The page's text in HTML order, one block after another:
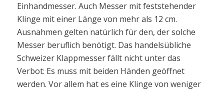
Einhandmesser. Auch Messer mit feststehender
Klinge mit einer Länge von mehr als 12 cm.
Ausnahmen gelten natürlich für den, der solche
Messer beruflich benötigt. Das handelsübliche
Schweizer Klappmesser fällt nicht unter das
Verbot: Es muss mit beiden Händen geöffnet
werden. Vor allem hat es eine Klinge von weniger